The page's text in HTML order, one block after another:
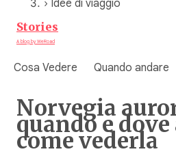
› Idee di viaggio
Stories
A blog by WeRoad
Cosa Vedere Quando andare
Norvegia
quando e
come vederla